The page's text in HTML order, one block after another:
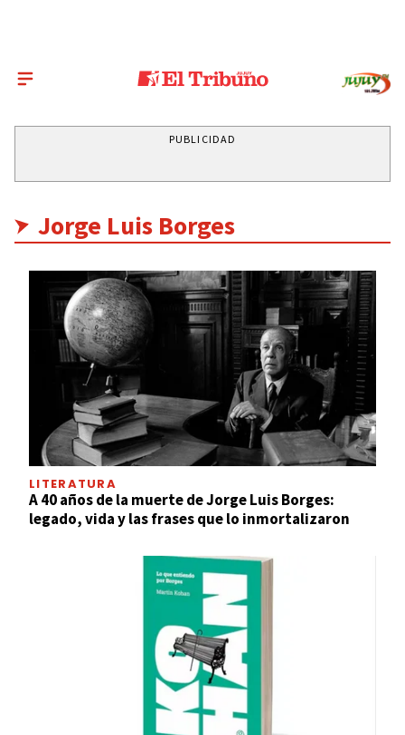
PUBLICIDAD
Jorge Luis Borges
LITERATURA
A 40 años de la muerte de Jorge Luis Borges:
legado, vida y las frases que lo inmortalizaron